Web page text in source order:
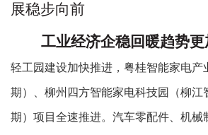
展稳步向前
工业经济企稳回暖趋势更
轻工园建设加快推进，粤桂智能家电产
期）、柳州四方智能家电科技园（柳江
期）项目全速推进。汽车零配件、机械